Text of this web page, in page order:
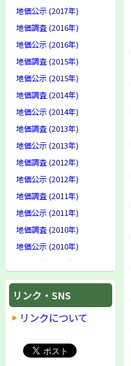
地価公示 (2017年)
地価調査 (2016年)
地価公示 (2016年)
地価調査 (2015年)
地価公示 (2015年)
地価調査 (2014年)
地価公示 (2014年)
地価調査 (2013年)
地価公示 (2013年)
地価調査 (2012年)
地価公示 (2012年)
地価調査 (2011年)
地価公示 (2011年)
地価調査 (2010年)
地価公示 (2010年)
地価調査 (2009年)
地価公示 (2009年)
地価調査 (2008年)
地価公示 (2008年)
地価公示 (2007年)
リンク・SNS
リンクについて